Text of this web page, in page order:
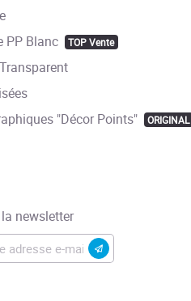
PP Blanc
TOP Vente
"Décor Points"
ORIGINAL
newsletter